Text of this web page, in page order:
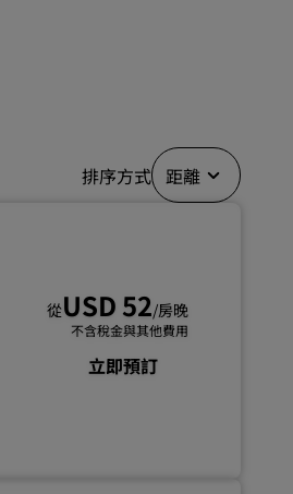
排序方式 距離
從USD 52/房晚
不含稅金與其他費用
立即預訂